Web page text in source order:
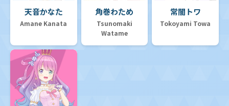
天音かなた
Amane Kanata
角巻わため
Tsunomaki
Watame
常闇トワ
Tokoyami Towa